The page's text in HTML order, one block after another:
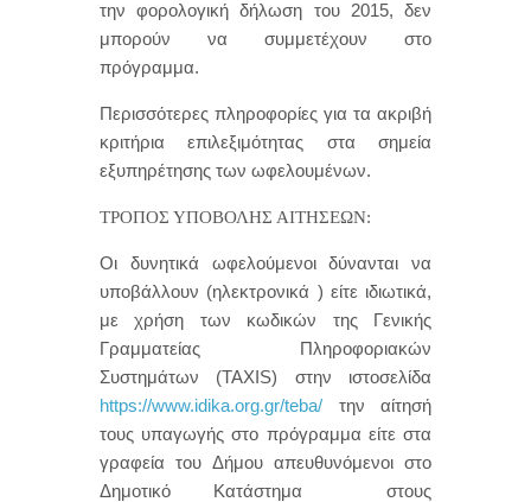
την φορολογική δήλωση του 2015, δεν
μπορούν να συμμετέχουν στο
πρόγραμμα.
Περισσότερες πληροφορίες για τα ακριβή
κριτήρια επιλεξιμότητας στα σημεία
εξυπηρέτησης των ωφελουμένων.
ΤΡΟΠΟΣ ΥΠΟΒΟΛΗΣ ΑΙΤΗΣΕΩΝ:
Οι δυνητικά ωφελούμενοι δύνανται να
υποβάλλουν (ηλεκτρονικά ) είτε ιδιωτικά,
με χρήση των κωδικών της Γενικής
Γραμματείας Πληροφοριακών
Συστημάτων (TAXIS) στην ιστοσελίδα
https://www.idika.org.gr/teba/ την αίτησή
τους υπαγωγής στο πρόγραμμα είτε στα
γραφεία του Δήμου απευθυνόμενοι στο
Δημοτικό Κατάστημα στους